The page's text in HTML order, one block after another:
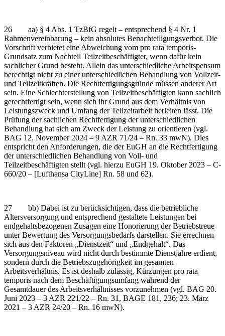
26 aa) § 4 Abs. 1 TzBfG regelt – entsprechend § 4 Nr. 1
Rahmenvereinbarung – kein absolutes Benachteiligungsverbot. Die
Vorschrift verbietet eine Abweichung vom pro rata temporis-
Grundsatz zum Nachteil Teilzeitbeschäftigter, wenn dafür kein
sachlicher Grund besteht. Allein das unterschiedliche Arbeitspensum
berechtigt nicht zu einer unterschiedlichen Behandlung von Vollzeit-
und Teilzeitkräften. Die Rechtfertigungsgründe müssen anderer Art
sein. Eine Schlechterstellung von Teilzeitbeschäftigten kann sachlich
gerechtfertigt sein, wenn sich ihr Grund aus dem Verhältnis von
Leistungszweck und Umfang der Teilzeitarbeit herleiten lässt. Die
Prüfung der sachlichen Rechtfertigung der unterschiedlichen
Behandlung hat sich am Zweck der Leistung zu orientieren (vgl.
BAG 12. November 2024 – 9 AZR 71/24 – Rn. 33 mwN). Dies
entspricht den Anforderungen, die der EuGH an die Rechtfertigung
der unterschiedlichen Behandlung von Voll- und
Teilzeitbeschäftigten stellt (vgl. hierzu EuGH 19. Oktober 2023 – C-
660/20 – [Lufthansa CityLine] Rn. 58 und 62).
27 bb) Dabei ist zu berücksichtigen, dass die betriebliche
Altersversorgung und entsprechend gestaltete Leistungen bei
endgehaltsbezogenen Zusagen eine Honorierung der Betriebstreue
unter Bewertung des Versorgungsbedarfs darstellen. Sie errechnen
sich aus den Faktoren „Dienstzeit“ und „Endgehalt“. Das
Versorgungsniveau wird nicht durch bestimmte Dienstjahre erdient,
sondern durch die Betriebszugehörigkeit im gesamten
Arbeitsverhältnis. Es ist deshalb zulässig, Kürzungen pro rata
temporis nach dem Beschäftigungsumfang während der
Gesamtdauer des Arbeitsverhältnisses vorzunehmen (vgl. BAG 20.
Juni 2023 – 3 AZR 221/22 – Rn. 31, BAGE 181, 236; 23. März
2021 – 3 AZR 24/20 – Rn. 16 mwN).